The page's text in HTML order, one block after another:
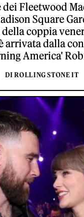
Fleetwood
Square
coppia
arrivata dalla
America'
DI ROLLING STONE IT